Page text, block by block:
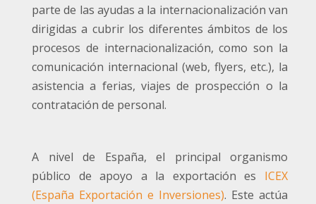
parte de las ayudas a la internacionalización van
dirigidas a cubrir los diferentes ámbitos de los
procesos de internacionalización, como son la
comunicación internacional (web, flyers, etc.), la
asistencia a ferias, viajes de prospección o la
contratación de personal.
A nivel de España, el principal organismo
público de apoyo a la exportación es ICEX
(España Exportación e Inversiones). Este actúa